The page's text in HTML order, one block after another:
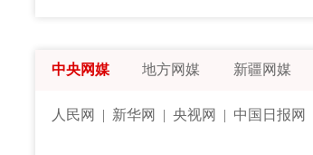
中央网媒 地方网媒 新疆网媒
人民网 | 新华网 |央视网 | 中国日报网